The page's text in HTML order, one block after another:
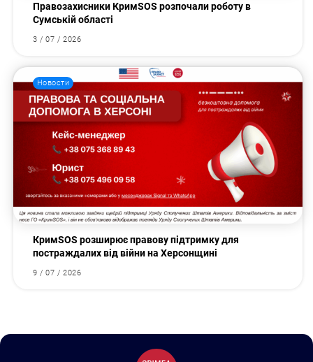
Правозахисники КримSOS розпочали роботу в
Сумській області
3 / 07 / 2026
Новости
КримSOS розширює правову підтримку для
постраждалих від війни на Херсонщині
9 / 07 / 2026